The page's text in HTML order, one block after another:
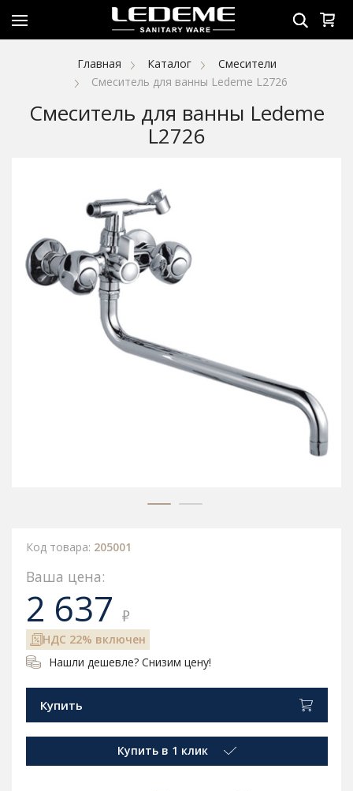
Главная Каталог
Смесители
Смеситель для ванны Ledeme L2726
Смеситель для ванны Ledeme
L2726
Код товара: 205001
Ваша цена:
2 637 ₽
НДС 22% включен
Нашли дешевле? Снизим цену!
Купить
Купить в 1 клик